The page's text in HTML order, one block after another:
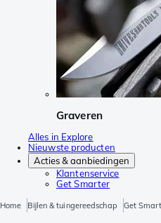
Graveren
Alles in Explore
Nieuwste producten
Acties & aanbiedingen
Klantenservice
Get Smarter
Home Bijlen & tuingereedschap Get